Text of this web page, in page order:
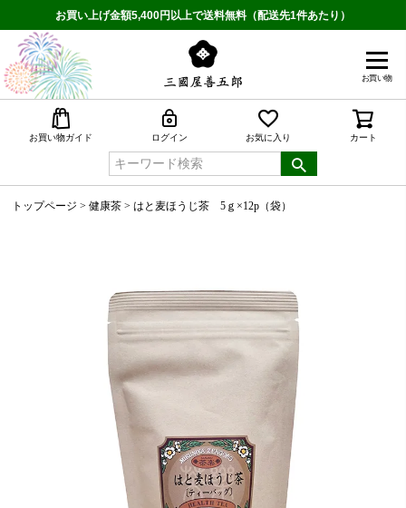
お買い上げ金額5,400円以上で送料無料（配送先1件あたり）
お買い物
お買い物ガイド ログイン お気に入り カート
トップページ 健康茶 はと麦ほうじ茶 5ｇ×12p（袋）